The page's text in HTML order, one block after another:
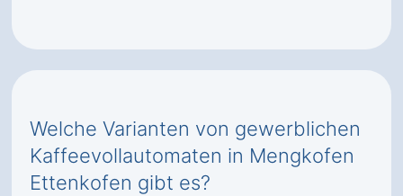
Welche Varianten von gewerblichen
Kaffeevollautomaten in Mengkofen
Ettenkofen gibt es?